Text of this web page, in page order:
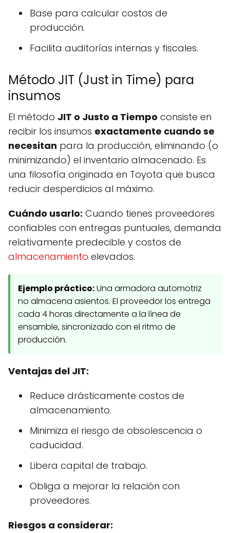
Base para calcular costos de
producción.
Facilita auditorías internas y fiscales.
Método JIT (Just in Time) para
insumos
El método JIT o Justo a Tiempo consiste en
recibir los insumos exactamente cuando se
necesitan para la producción, eliminando (o
minimizando) el inventario almacenado. Es
una filosofía originada en Toyota que busca
reducir desperdicios al máximo.
Cuándo usarlo: Cuando tienes proveedores
confiables con entregas puntuales, demanda
relativamente predecible y costos de
almacenamiento elevados.
Ejemplo práctico:Una armadora automotriz
no almacena asientos. El proveedor los entrega
cada 4 horas directamente a la línea de
ensamble, sincronizado con el ritmo de
producción.
Ventajas del JIT:
Reduce drásticamente costos de
almacenamiento.
Minimiza el riesgo de obsolescencia o
caducidad.
Libera capital de trabajo.
Obliga a mejorar la relación con
proveedores.
Riesgos a considerar: